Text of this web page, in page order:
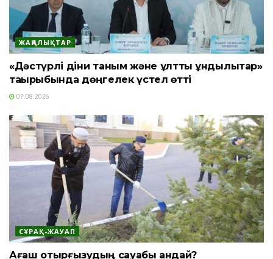
ЖАҢАЛЫҚТАР
«Дәстүрлі діни таным және ұлттық құндылықтар»
тақырыбында дөңгелек үстел өтті
07.08.2026
СҰРАҚ-ЖАУАП
Ағаш отырғызудың сауабы қандай?